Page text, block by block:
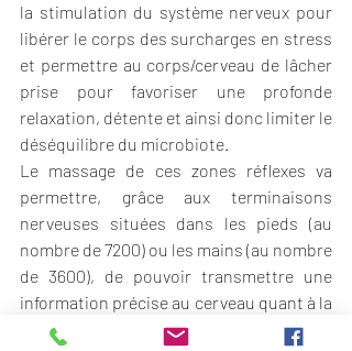
la stimulation du système nerveux pour
libérer le corps des surcharges en stress
et permettre au corps/cerveau de lâcher
prise pour favoriser une profonde
relaxation, détente et ainsi donc limiter le
déséquilibre du microbiote.
Le massage de ces zones réflexes va
permettre, grâce aux terminaisons
nerveuses situées dans les pieds (au
nombre de 7200) ou les mains (au nombre
de 3600), de pouvoir transmettre une
information précise au cerveau quant à la
régulation demandées sur certaines